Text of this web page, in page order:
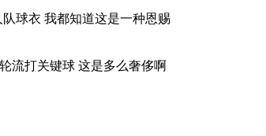
队球衣 我都知道这是一种恩赐
轮流打关键球 这是多么奢侈啊